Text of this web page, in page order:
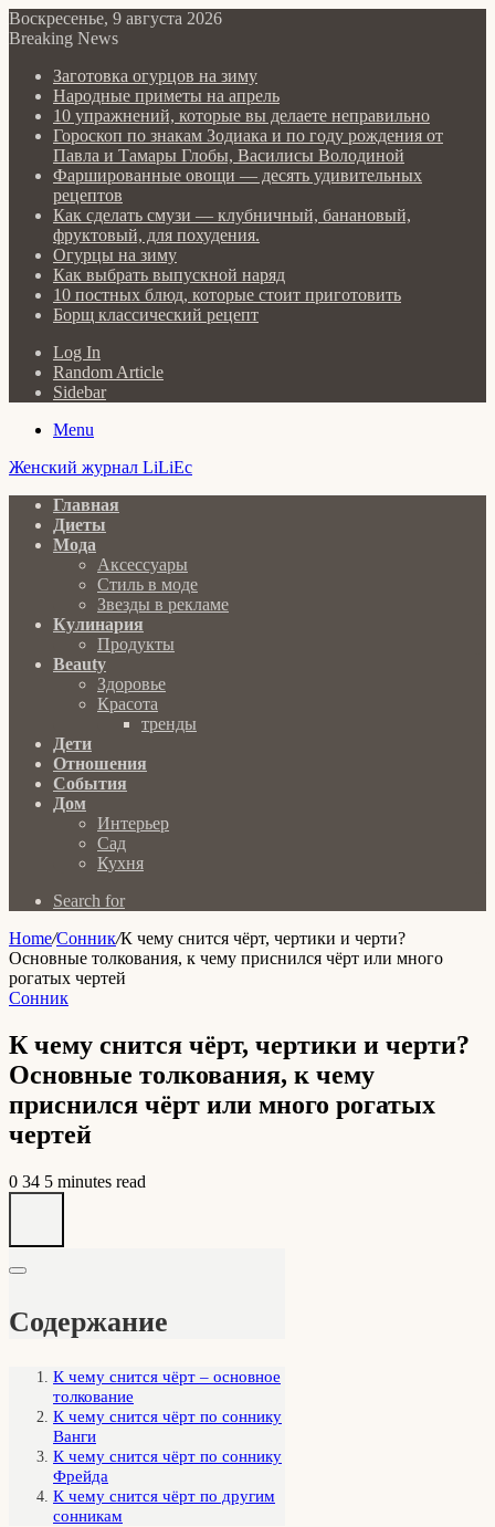
Воскресенье, 9 августа 2026
Breaking News
Заготовка огурцов на зиму
Народные приметы на апрель
10 упражнений, которые вы делаете неправильно
Гороскоп по знакам Зодиака и по году рождения от
Павла и Тамары Глобы, Василисы Володиной
Фаршированные овощи — десять удивительных
рецептов
Как сделать cмузи — клубничный, банановый,
фруктовый, для похудения.
Огурцы на зиму
Как выбрать выпускной наряд
10 постных блюд, которые стоит приготовить
Борщ классический рецепт
Log In
Random Article
Sidebar
Menu
Женский журнал LiLiEc
Главная
Диеты
Мода
Аксессуары
Стиль в моде
Звезды в рекламе
Кулинария
Продукты
Beauty
Здоровье
Красота
тренды
Дети
Отношения
События
Дом
Интерьер
Сад
Кухня
Search for
Home/Сонник/К чему снится чёрт, чертики и черти?
Основные толкования, к чему приснился чёрт или много
рогатых чертей
Сонник
К чему снится чёрт, чертики и черти?
Основные толкования, к чему
приснился чёрт или много рогатых
чертей
0 34 5 minutes read
Содержание
К чему снится чёрт – основное
толкование
К чему снится чёрт по соннику
Ванги
К чему снится чёрт по соннику
Фрейда
К чему снится чёрт по другим
сонникам